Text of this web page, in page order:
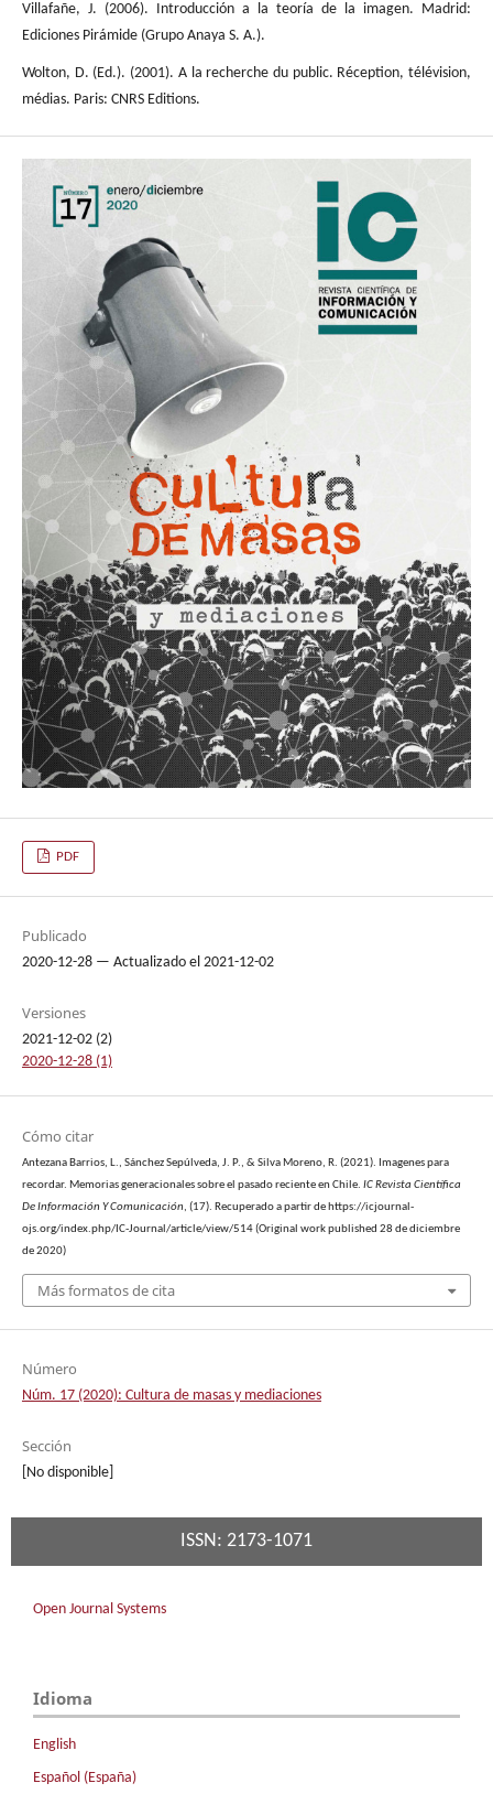
Villafañe, J. (2006). Introducción a la teoría de la imagen. Madrid:
Ediciones Pirámide (Grupo Anaya S. A.).
Wolton, D. (Ed.). (2001). A la recherche du public. Réception, télévision,
médias. Paris: CNRS Editions.
PDF
Publicado
2020-12-28 — Actualizado el 2021-12-02
Versiones
2021-12-02 (2)
2020-12-28 (1)
Cómo citar
Antezana Barrios, L., Sánchez Sepúlveda, J. P., & Silva Moreno, R. (2021). Imagenes para
recordar. Memorias generacionales sobre el pasado reciente en Chile. IC Revista Científica
De Información Y Comunicación, (17). Recuperado a partir de https://icjournal-
ojs.org/index.php/IC-Journal/article/view/514 (Original work published 28 de diciembre
de 2020)
Más formatos de cita
Número
Núm. 17 (2020): Cultura de masas y mediaciones
Sección
[No disponible]
ISSN: 2173-1071
Open Journal Systems
Idioma
English
Español (España)